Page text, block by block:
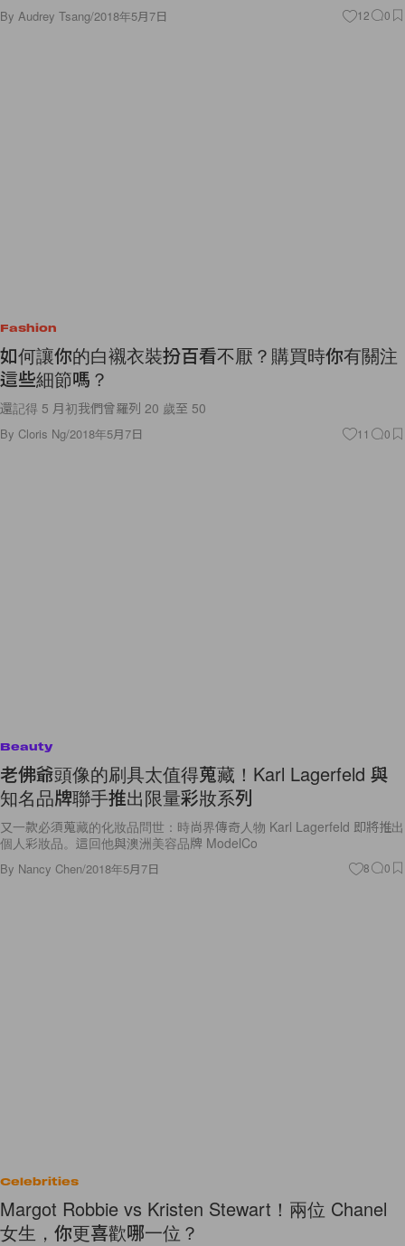
By Audrey Tsang/2018年5月7日 12 0
Fashion
如何讓你的白襯衣裝扮百看不厭？購買時你有關注
這些細節嗎？
還記得 5 月初我們曾羅列 20 歲至 50
By Cloris Ng/2018年5月7日 11 0
Beauty
老佛爺頭像的刷具太值得蒐藏！Karl Lagerfeld 與
知名品牌聯手推出限量彩妝系列
又一款必須蒐藏的化妝品問世：時尚界傳奇人物 Karl Lagerfeld 即將推出
個人彩妝品。這回他與澳洲美容品牌 ModelCo
By Nancy Chen/2018年5月7日 8 0
Celebrities
Margot Robbie vs Kristen Stewart！兩位 Chanel
女生，你更喜歡哪一位？